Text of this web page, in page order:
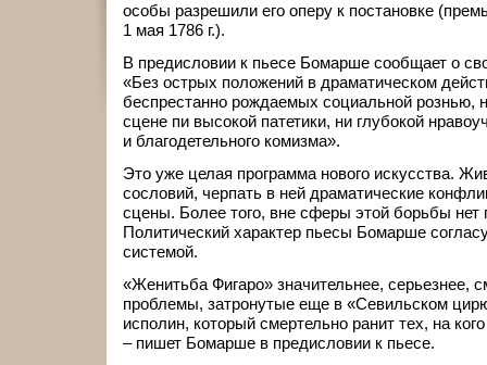
особы разрешили его оперу к постановке
1 мая 1786 г.).
В предисловии к пьесе Бомарше сообщает о
«Без острых положений в драматическом
беспрестанно рождаемых социальной рознью,
сцене пи высокой патетики, ни глубокой
и благодетельного комизма».
Это уже целая программа нового искусства.
сословий, черпать в ней драматические
сцены. Более того, вне сферы этой борьбы нет
Политический характер пьесы Бомарше
системой.
«Женитьба Фигаро» значительнее, серьезнее,
проблемы, затронутые еще в «Севильском
исполин, который смертельно ранит тех, на
– пишет Бомарше в предисловии к пьесе.